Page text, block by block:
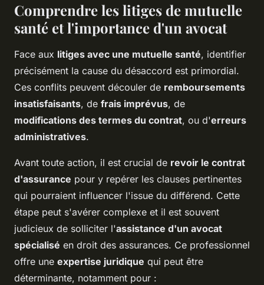
Comprendre les litiges de mutuelle
santé et l'importance d'un avocat
Face aux litiges avec une mutuelle santé, identifier
précisément la cause du désaccord est primordial.
Ces conflits peuvent découler de remboursements
insatisfaisants, de frais imprévus, de
modifications des termes du contrat, ou d'erreurs
administratives.
Avant toute action, il est crucial de revoir le contrat
d'assurance pour y repérer les clauses pertinentes
qui pourraient influencer l'issue du différend. Cette
étape peut s'avérer complexe et il est souvent
judicieux de solliciter l'assistance d'un avocat
spécialisé en droit des assurances. Ce professionnel
offre une expertise juridique qui peut être
déterminante, notamment pour :